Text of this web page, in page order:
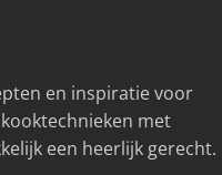
en inspiratie voor
met
een heerlijk gerecht.